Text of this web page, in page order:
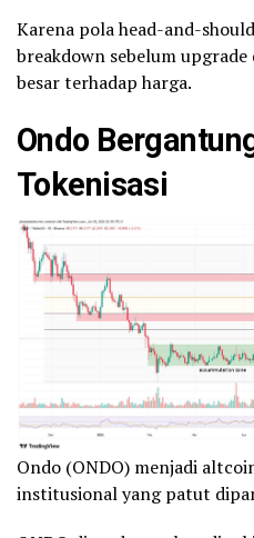
Karena pola head-and-
breakdown sebelum
besar terhadap harga.
Ondo
Tokenisasi
Ondo (ONDO) menjadi
institusional yang patut